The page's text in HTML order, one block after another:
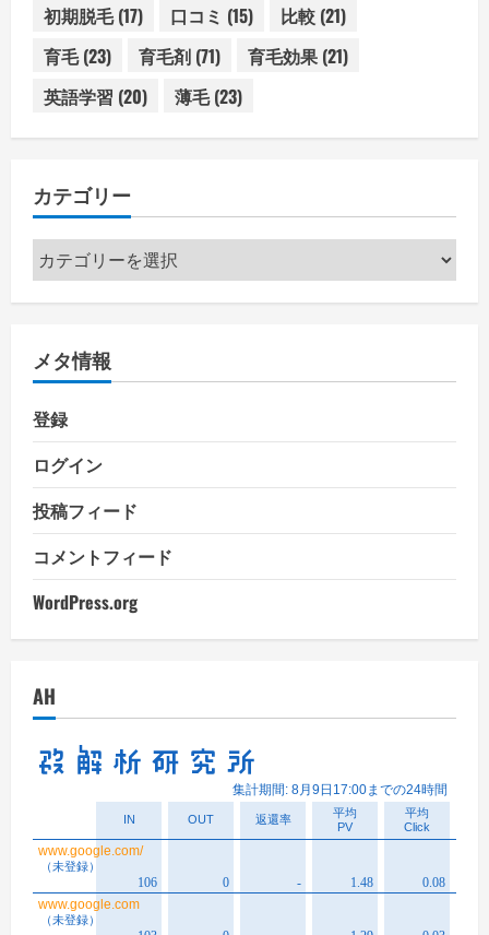
初期脱毛(17) 口コミ (15) 比較 (21)
育毛(23) 育毛剤 (71) 育毛効果 (21)
英語学習 (20) 薄毛(23)
カテゴリー
カ
テ
ー
メタ情報
登録
ログイン
投稿フィード
コメントフィード
WordPress.org
AH